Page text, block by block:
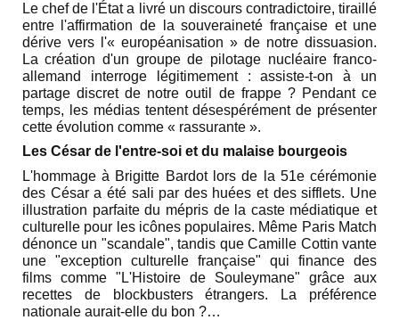
Le chef de l'État a livré un discours contradictoire, tiraillé
entre l'affirmation de la souveraineté française et une
dérive vers l'« européanisation » de notre dissuasion.
La création d'un groupe de pilotage nucléaire franco-
allemand interroge légitimement : assiste-t-on à un
partage discret de notre outil de frappe ? Pendant ce
temps, les médias tentent désespérément de présenter
cette évolution comme « rassurante ».
Les César de l'entre-soi et du malaise bourgeois
L'hommage à Brigitte Bardot lors de la 51e cérémonie
des César a été sali par des huées et des sifflets. Une
illustration parfaite du mépris de la caste médiatique et
culturelle pour les icônes populaires. Même Paris Match
dénonce un "scandale", tandis que Camille Cottin vante
une "exception culturelle française" qui finance des
films comme "L'Histoire de Souleymane" grâce aux
recettes de blockbusters étrangers. La préférence
nationale aurait-elle du bon ?…